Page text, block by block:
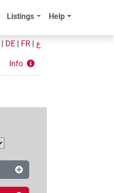
Listings Help
DE FR ع
Info